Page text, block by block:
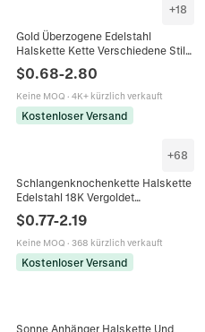
+18
Gold Überzogene Edelstahl
Halskette Kette Verschiedene Stile
Figaro Schlangen O-Kette Für DIY
Schmuckherstellung Unisex
$0.68-2.80
Keine MOQ · 4K+ kürzlich verkauft
Kostenloser Versand
+68
Schlangenknochenkette Halskette
Edelstahl 18K Vergoldet
Schmuckstück Nischendesign
$0.77-2.19
Keine MOQ · 368 kürzlich verkauft
Kostenloser Versand
Sonne Anhänger Halskette Und